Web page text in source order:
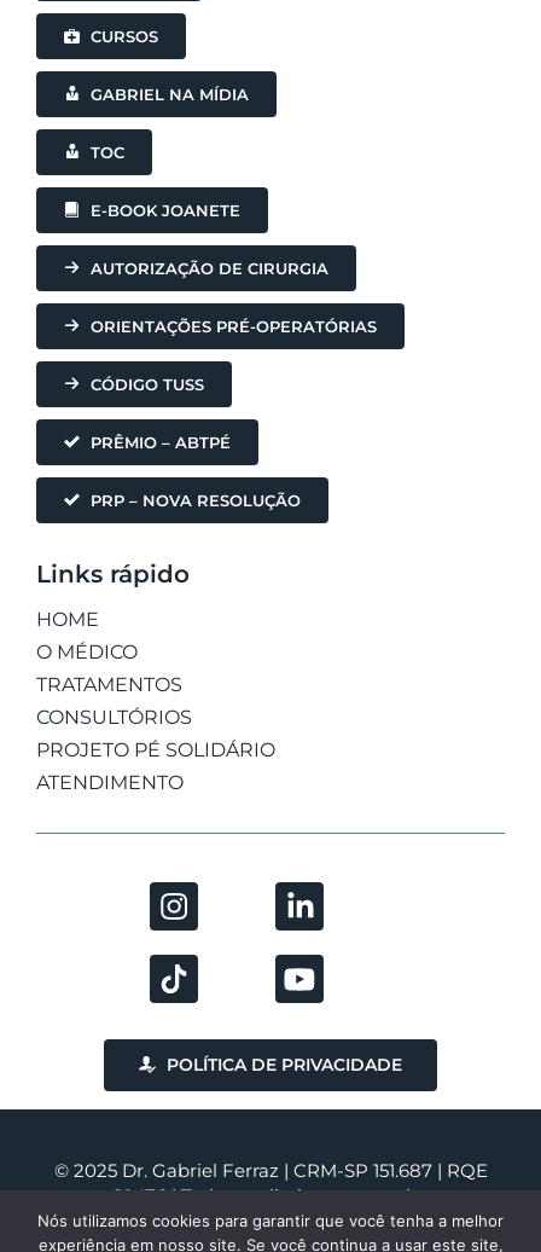
CURSOS
GABRIEL NA MÍDIA
TOC
E-BOOK JOANETE
AUTORIZAÇÃO DE CIRURGIA
ORIENTAÇÕES PRÉ-OPERATÓRIAS
CÓDIGO TUSS
PRÊMIO – ABTPÉ
PRP – NOVA RESOLUÇÃO
Links rápido
HOME
O MÉDICO
TRATAMENTOS
CONSULTÓRIOS
PROJETO PÉ SOLIDÁRIO
ATENDIMENTO
POLÍTICA DE PRIVACIDADE
© 2025 Dr. Gabriel Ferraz | CRM-SP 151.687 | RQE
60476 | Todos os direitos reservados
Nós utilizamos cookies para garantir que você tenha a melhor
experiência em nosso site. Se você continua a usar este site,